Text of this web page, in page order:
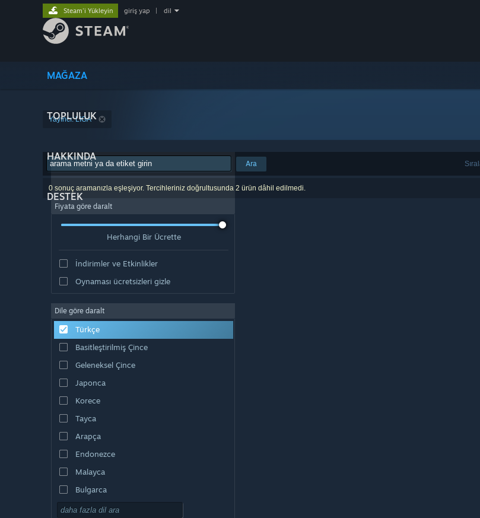
MAĞAZA
TOPLULUK
HAKKINDA
DESTEK
Steam'i Yükleyin giriş yap dil
Yayıncı: LIGA
Ara
0 sonuç aramanızla eşleşiyor. Tercihleriniz doğrultusunda 2 ürün dâhil edilmedi.
Fiyata göre daralt
Herhangi Bir Ücrette
İndirimler ve Etkinlikler
Oynaması ücretsizleri gizle
Dile göre daralt
Türkçe
Basitleştirilmiş Çince
Geleneksel Çince
Japonca
Korece
Tayca
Arapça
Endonezce
Malayca
Bulgarca
Çekçe